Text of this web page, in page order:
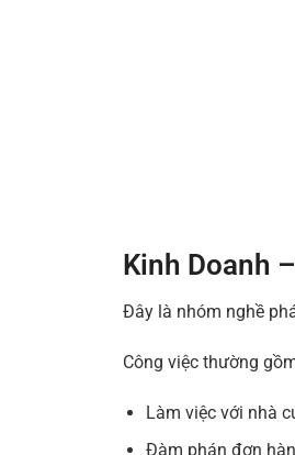
Kinh Doanh
Đây là nhóm nghề
Công việc thường
Làm việc với nhà
Đàm phán đơn